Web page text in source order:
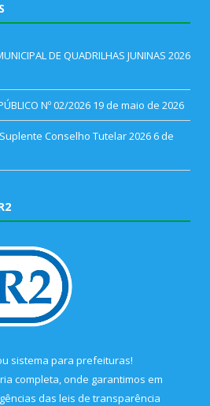
DE QUADRILHAS JUNINAS 2026
Nº 02/2026 19 de maio de 2026
Conselho Tutelar 2026 6 de
sistema para prefeituras!
completa, onde garantimos em
das leis de transparência